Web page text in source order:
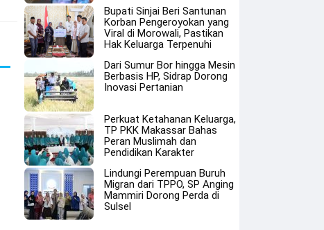
Bupati Sinjai Beri Santunan
Korban Pengeroyokan yang
Viral di Morowali, Pastikan
Hak Keluarga Terpenuhi
Dari Sumur Bor hingga Mesin
Berbasis HP, Sidrap Dorong
Inovasi Pertanian
Perkuat Ketahanan Keluarga,
TP PKK Makassar Bahas
Peran Muslimah dan
Pendidikan Karakter
Lindungi Perempuan Buruh
Migran dari TPPO, SP Anging
Mammiri Dorong Perda di
Sulsel